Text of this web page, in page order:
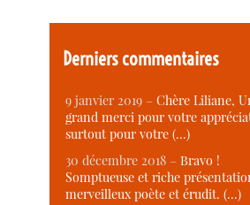
Derniers commentaires
9 janvier 2019 –Chère Liliane,
grand merci pour votre
surtout pour votre (…)
30 décembre 2018 –Bravo !
Somptueuse et riche
merveilleux poète et érudit. (…)